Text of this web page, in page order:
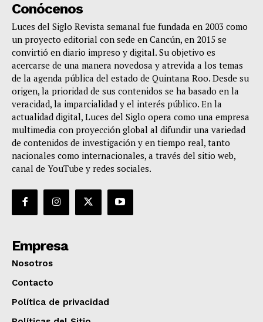
Conócenos
Luces del Siglo Revista semanal fue fundada en 2003 como
un proyecto editorial con sede en Cancún, en 2015 se
convirtió en diario impreso y digital. Su objetivo es
acercarse de una manera novedosa y atrevida a los temas
de la agenda pública del estado de Quintana Roo. Desde su
origen, la prioridad de sus contenidos se ha basado en la
veracidad, la imparcialidad y el interés público. En la
actualidad digital, Luces del Siglo opera como una empresa
multimedia con proyección global al difundir una variedad
de contenidos de investigación y en tiempo real, tanto
nacionales como internacionales, a través del sitio web,
canal de YouTube y redes sociales.
Empresa
Nosotros
Contacto
Política de privacidad